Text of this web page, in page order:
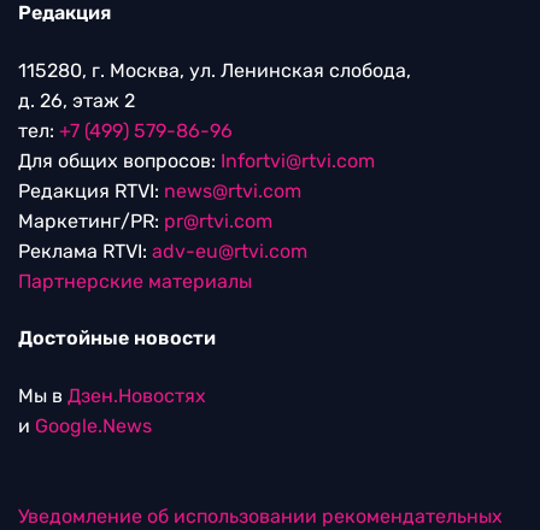
Редакция
115280, г. Москва, ул. Ленинская слобода,
д. 26, этаж 2
тел: +7 (499) 579-86-96
Для общих вопросов: Infortvi@rtvi.com
Редакция RTVI: news@rtvi.com
Маркетинг/PR: pr@rtvi.com
Реклама RTVI: adv-eu@rtvi.com
Партнерские материалы
Достойные новости
Мы в Дзен.Новостях
и Google.News
Уведомление об использовании рекомендательных